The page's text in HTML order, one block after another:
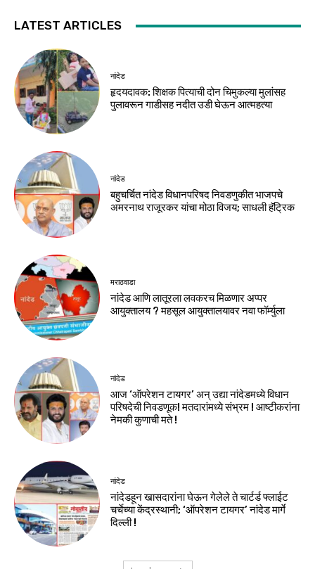
LATEST ARTICLES
नांदेड
हृदयदावक: शिक्षक पित्याची दोन चिमुकल्या मुलांसह
पुलावरून गाडीसह नदीत उडी घेऊन आत्महत्या
नांदेड
बहुचर्चित नांदेड विधानपरिषद निवडणुकीत भाजपचे
अमरनाथ राजूरकर यांचा मोठा विजय; साधली हॅट्रिक
मराठवाडा
नांदेड आणि लातूरला लवकरच मिळणार अप्पर
आयुक्तालय ? महसूल आयुक्तालयावर नवा फॉर्म्युला
नांदेड
आज ‘ऑपरेशन टायगर’ अन् उद्या नांदेडमध्ये विधान
परिषदेची निवडणूक! मतदारांमध्ये संभ्रम ! आष्टीकरांना
नेमकी कुणाची मते !
नांदेड
नांदेडहून खासदारांना घेऊन गेलेले ते चार्टर्ड फ्लाईट
चर्चेच्या केंद्रस्थानी; ‘ऑपरेशन टायगर’ नांदेड मार्गे
दिल्ली !